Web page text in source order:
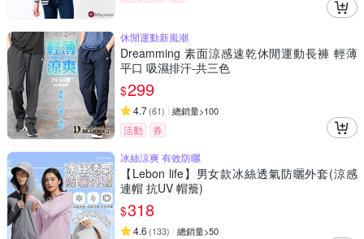
休閒運動新風潮
Dreamming 素面涼感速乾休閒運動長褲 輕薄
平口 吸濕排汗-共三色
$299
4.7(61) 總銷量>100
活動
券
冰絲涼爽 有效防曬
【Lebon life】男女款冰絲透氣防曬外套(涼感
連帽 抗UV 帽簷)
$318
4.6 (133) 總銷量>50